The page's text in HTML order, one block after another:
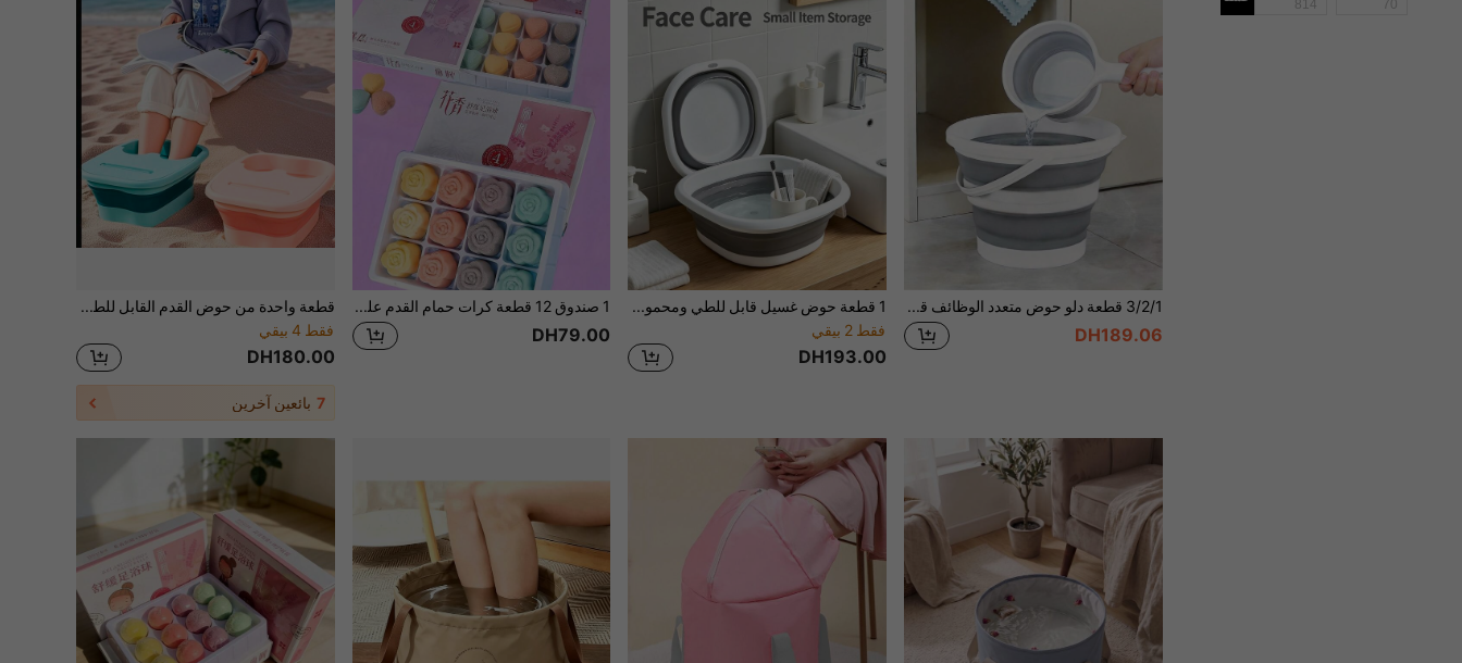
3/2/1 قطعة دلو حوض متعدد الوظائف قابل للطي ومحمول، دلو ثلج خارجي، حوض غسيل الحمام، دلو غسيل السيارات، حوض حمام القدمين، قابل للطي وسهل التخزين، هدية، مناسب لجميع الفصول، ضروري للمنزل والمطعم
DH189.06
1 قطعة حوض غسيل قابل للطي ومحمول، حوض غسيل سيليكون قابل للطي، حوض غسيل محمول، مناسب للاستخدام المنزلي والخارجي، ضروريات السفر والعودة إلى المدرسة، حوض قابل للطي، حوض غسيل قابل للطي، حوض مياه محمول قابل للطي، حوض تخزين قابل للطي، حوض قابل للتوسيع، حوض غسيل قابل للطي، حوض بلاستيكي محمول، ضغط قابل للطي، خفيف الوزن ومحمول، سهل التخزين
فقط 2 بيقي
DH193.00
1 صندوق 12 قطعة كرات حمام القدم على شكل قلب، برائحة الزهور، 4 روائح زهور للاختيار من بينها، هدية عطلة صغيرة مثالية للأصدقاء والعائلة. [قد يختلف لون المنتج]1
DH79.00
قطعة واحدة من حوض القدم القابل للطي للتدليك. إنه حوض قدم منزلي مصنوع من البلاستيك، مصمم للحفاظ على الصحة. يأتي مع غطاء للحفاظ على الحرارة ولديه وظيفة تدليك. هذا حوض نقع القدم مناسب للكبار.
فقط 4 بيقي
DH180.00
7 بائعين آخرين